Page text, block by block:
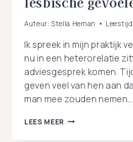
Auteur: Stella Heman
Ik spreek in mijn praktijk
nu in een heterorelatie
adviesgesprek komen.
geven veel van hen aan
man mee zouden nemen…
LEES MEER MIJN